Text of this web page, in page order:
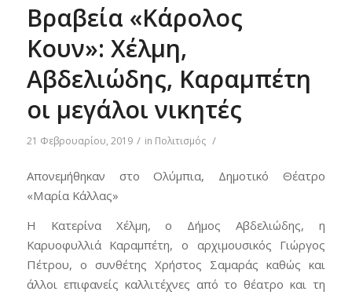
Βραβεία «Κάρολος
Κουν»: Χέλμη,
Αβδελιώδης, Καραμπέτη
οι μεγάλοι νικητές
21 Φεβρουαρίου, 2019 / in Πολιτισμός /
Απονεμήθηκαν στο Ολύμπια, Δημοτικό Θέατρο
«Μαρία Κάλλας»
Η Κατερίνα Χέλμη, ο Δήμος Αβδελιώδης, η
Καρυοφυλλιά Καραμπέτη, ο αρχιμουσικός Γιώργος
Πέτρου, ο συνθέτης Χρήστος Σαμαράς καθώς και
άλλοι επιφανείς καλλιτέχνες από το θέατρο και τη